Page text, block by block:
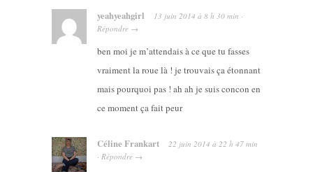
yeahyeahgirl 13 juin 2014 à 8 h 30 min ·
Répondre →
ben moi je m’attendais à ce que tu fasses
vraiment la roue là ! je trouvais ça étonnant
mais pourquoi pas ! ah ah je suis concon en
ce moment ça fait peur
Céline Frankart 22 juin 2014 à 22 h 47 min
· Répondre →